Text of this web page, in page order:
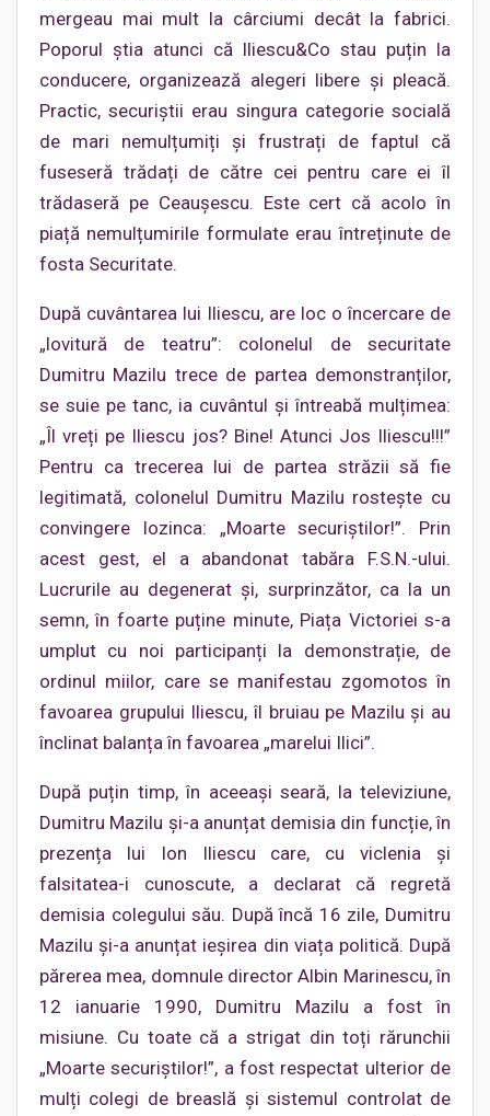
mergeau mai mult la cârciumi decât la fabrici.
Poporul știa atunci că Iliescu&Co stau puțin la
conducere, organizează alegeri libere și pleacă.
Practic, securiștii erau singura categorie socială
de mari nemulțumiți și frustrați de faptul că
fuseseră trădați de către cei pentru care ei îl
trădaseră pe Ceaușescu. Este cert că acolo în
piață nemulțumirile formulate erau întreținute de
fosta Securitate.
După cuvântarea lui Iliescu, are loc o încercare de
„lovitură de teatru”: colonelul de securitate
Dumitru Mazilu trece de partea demonstranților,
se suie pe tanc, ia cuvântul și întreabă mulțimea:
„Îl vreți pe Iliescu jos? Bine! Atunci Jos Iliescu!!!”
Pentru ca trecerea lui de partea străzii să fie
legitimată, colonelul Dumitru Mazilu rostește cu
convingere lozinca: „Moarte securiștilor!”. Prin
acest gest, el a abandonat tabăra F.S.N.-ului.
Lucrurile au degenerat și, surprinzător, ca la un
semn, în foarte puține minute, Piața Victoriei s-a
umplut cu noi participanți la demonstrație, de
ordinul miilor, care se manifestau zgomotos în
favoarea grupului Iliescu, îl bruiau pe Mazilu și au
înclinat balanța în favoarea „marelui Ilici”.
După puțin timp, în aceeași seară, la televiziune,
Dumitru Mazilu și-a anunțat demisia din funcție, în
prezența lui Ion Iliescu care, cu viclenia și
falsitatea-i cunoscute, a declarat că regretă
demisia colegului său. După încă 16 zile, Dumitru
Mazilu și-a anunțat ieșirea din viața politică. După
părerea mea, domnule director Albin Marinescu, în
12 ianuarie 1990, Dumitru Mazilu a fost în
misiune. Cu toate că a strigat din toți rărunchii
„Moarte securiștilor!”, a fost respectat ulterior de
mulți colegi de breaslă și sistemul controlat de